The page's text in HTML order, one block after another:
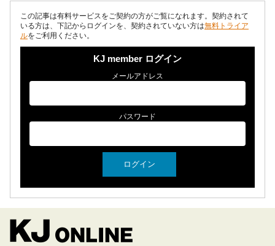
この記事は有料サービスをご契約の方がご覧になれます。契約されて
いる方は、下記からログインを、契約されていない方は無料トライア
ルをご利用ください。
KJ member ログイン
メールアドレス
パスワード